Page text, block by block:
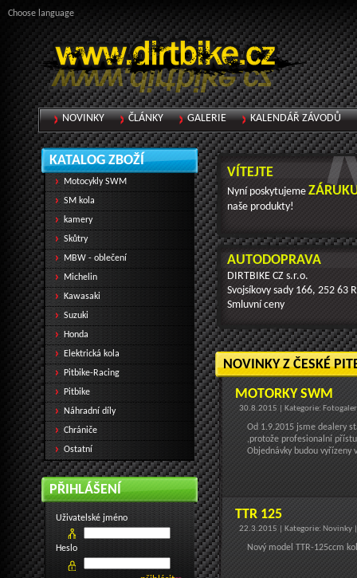
VÍTEJTE
Nyní poskytujeme
naše produkty!
AUTODOPRAVA
DIRTBIKE CZ s.r.o.
Svojsíkovy sady 166, 252 63
Smluvní ceny
NOVINKY Z ČESKÉ
MOTORKY SWM
30.8.2015 | Kategorie:
Od 1.9.2015 jsme dealery
,protože profesionalní
Objednávky budou
TTR 125
22.3.2015 | Kategorie: Novinky
Nový model TTR-125ccm
KATALOG ZBOŽÍ
Motocykly SWM
SM kola
kamery
Skůtry
MBW - oblečení
Michelin
Kawasaki
Suzuki
Honda
Elektrická kola
Pitbike-Racing
Pitbike
Náhradní díly
Chrániče
Ostatní
PŘIHLÁŠENÍ
Uživatelské jméno
Heslo
NOVINKY ČLÁNKY GALERIE KALENDÁŘ ZÁVODŮ
Choose language